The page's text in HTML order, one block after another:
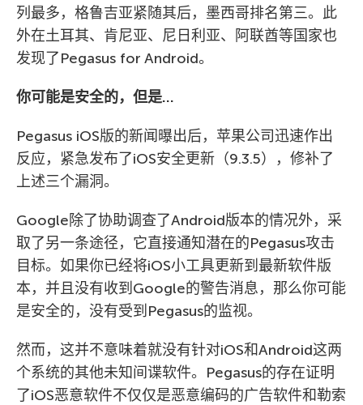
列最多，格鲁吉亚紧随其后，墨西哥排名第三。此
外在土耳其、肯尼亚、尼日利亚、阿联酋等国家也
发现了Pegasus for Android。
你可能是安全的，但是…
Pegasus iOS版的新闻曝出后，苹果公司迅速作出
反应，紧急发布了iOS安全更新（9.3.5），修补了
上述三个漏洞。
Google除了协助调查了Android版本的情况外，采
取了另一条途径，它直接通知潜在的Pegasus攻击
目标。如果你已经将iOS小工具更新到最新软件版
本，并且没有收到Google的警告消息，那么你可能
是安全的，没有受到Pegasus的监视。
然而，这并不意味着就没有针对iOS和Android这两
个系统的其他未知间谍软件。Pegasus的存在证明
了iOS恶意软件不仅仅是恶意编码的广告软件和勒索